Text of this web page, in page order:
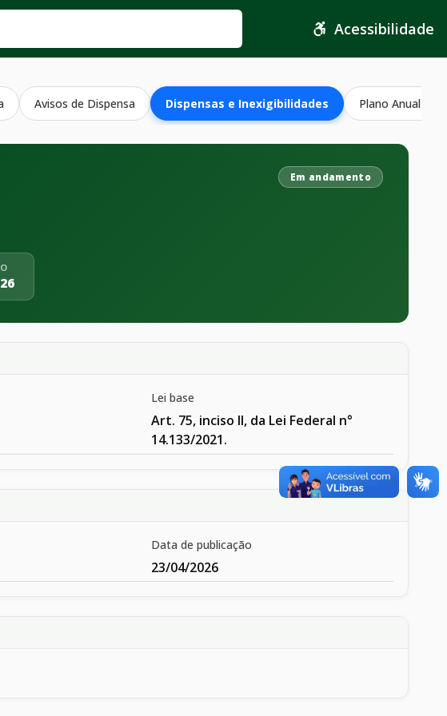
Acessibilidade
Avisos de Dispensa Dispensas e Inexigibilidades Plano Anual
Em andamento
Lei base
Art. 75, inciso II, da Lei Federal n°
14.133/2021.
Data de publicação
23/04/2026